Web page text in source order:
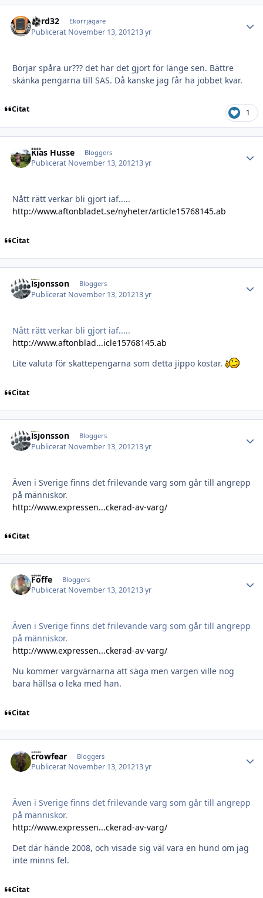
Ford32 Ekorrjägare
Publicerat November 13, 201213 yr
Börjar spåra ur??? det har det gjort för länge sen. Bättre
skänka pengarna till SAS. Då kanske jag får ha jobbet kvar.
Citat 1
Kias Husse Bloggers
Publicerat November 13, 201213 yr
Nått rätt verkar bli gjort iaf.....
http://www.aftonbladet.se/nyheter/article15768145.ab
Citat
lsjonsson Bloggers
Publicerat November 13, 201213 yr
Nått rätt verkar bli gjort iaf.....
http://www.aftonblad...icle15768145.ab
Lite valuta för skattepengarna som detta jippo kostar.
Citat
lsjonsson Bloggers
Publicerat November 13, 201213 yr
Även i Sverige finns det frilevande varg som går till angrepp
på människor.
http://www.expressen...ckerad-av-varg/
Citat
Foffe Bloggers
Publicerat November 13, 201213 yr
Även i Sverige finns det frilevande varg som går till angrepp
på människor.
http://www.expressen...ckerad-av-varg/
Nu kommer vargvärnarna att säga men vargen ville nog
bara hällsa o leka med han.
Citat
crowfear Bloggers
Publicerat November 13, 201213 yr
Även i Sverige finns det frilevande varg som går till angrepp
på människor.
http://www.expressen...ckerad-av-varg/
Det där hände 2008, och visade sig väl vara en hund om jag
inte minns fel.
Citat